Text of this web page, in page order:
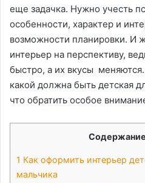
еще задачка. Нужно учесть
особенности, характер и
возможности планировки. И
интерьер на перспективу,
быстро, а их вкусы
какой должна быть детская
что обратить особое
Содержание
1 Как оформить интерьер
мальчика